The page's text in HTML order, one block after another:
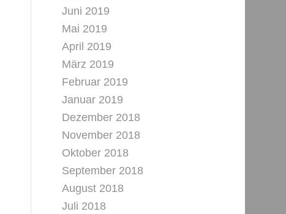
Juni 2019
Mai 2019
April 2019
März 2019
Februar 2019
Januar 2019
Dezember 2018
November 2018
Oktober 2018
September 2018
August 2018
Juli 2018